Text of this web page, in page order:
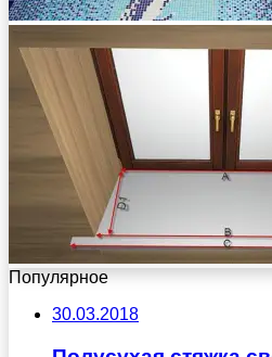
Популярное
30.03.2018